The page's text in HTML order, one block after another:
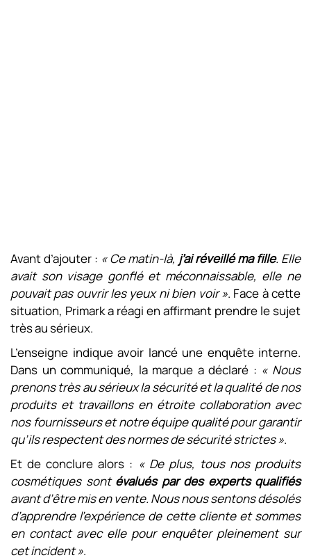
Avant d’ajouter : « Ce matin-là, j’ai réveillé ma fille. Elle
avait son visage gonflé et méconnaissable, elle ne
pouvait pas ouvrir les yeux ni bien voir ». Face à cette
situation, Primark a réagi en affirmant prendre le sujet
très au sérieux.
L’enseigne indique avoir lancé une enquête interne.
Dans un communiqué, la marque a déclaré : « Nous
prenons très au sérieux la sécurité et la qualité de nos
produits et travaillons en étroite collaboration avec
nos fournisseurs et notre équipe qualité pour garantir
qu’ils respectent des normes de sécurité strictes ».
Et de conclure alors : « De plus, tous nos produits
cosmétiques sont évalués par des experts qualifiés
avant d’être mis en vente. Nous nous sentons désolés
d’apprendre l’expérience de cette cliente et sommes
en contact avec elle pour enquêter pleinement sur
cet incident ».